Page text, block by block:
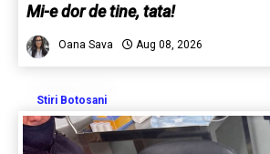
Mi-e dor de tine, tata!
Oana Sava Aug 08, 2026
Stiri Botosani